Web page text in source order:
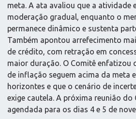
meta. A ata avaliou que a atividade
moderação gradual, enquanto o
permanece dinâmico e sustenta
Também apontou arrefecimento
de crédito, com retração em
maior duração. O Comitê enfatizou
de inflação seguem acima da meta
horizontes e que o cenário de
exige cautela. A próxima reunião do
agendada para os dias 4 e 5 de